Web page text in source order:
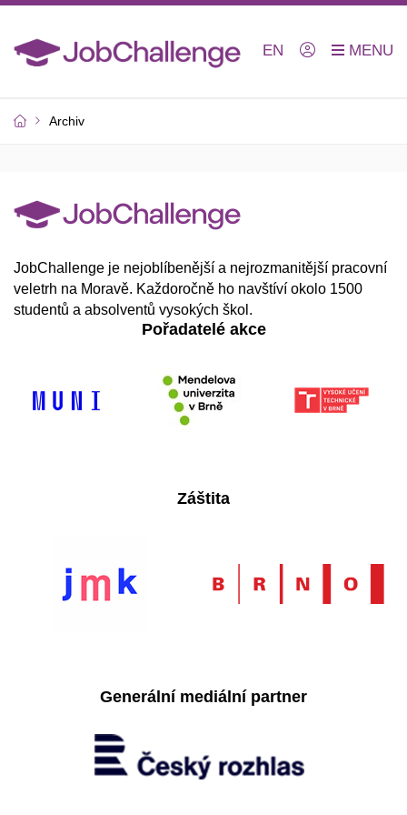
EN
Archiv
JobChallenge je nejoblíbenější a nejrozmanitější pracovní
veletrh na Moravě. Každoročně ho navštíví okolo 1500
studentů a absolventů vysokých škol.
Pořadatelé akce
Záštita
Generální mediální partner